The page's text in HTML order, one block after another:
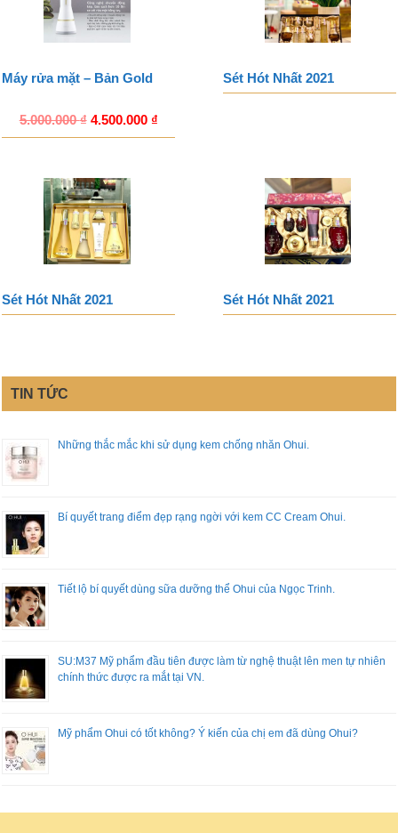
Máy rửa mặt – Bản Gold
5.000.000₫ 4.500.000 ₫
Sét Hót Nhất 2021
Sét Hót Nhất 2021 Sét Hót Nhất 2021
TIN TỨC
Những thắc mắc khi sử dụng kem chống nhăn Ohui.
Bí quyết trang điểm đẹp rạng ngời với kem CC Cream Ohui.
Tiết lộ bí quyết dùng sữa dưỡng thể Ohui của Ngọc Trinh.
SU:M37 Mỹ phẩm đầu tiên được làm từ nghệ thuật lên men tự nhiên
chính thức được ra mắt tại VN.
Mỹ phẩm Ohui có tốt không? Ý kiến của chị em đã dùng Ohui?